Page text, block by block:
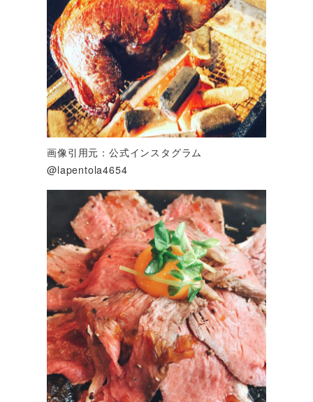
画像引用元：公式インスタグラム
@lapentola4654